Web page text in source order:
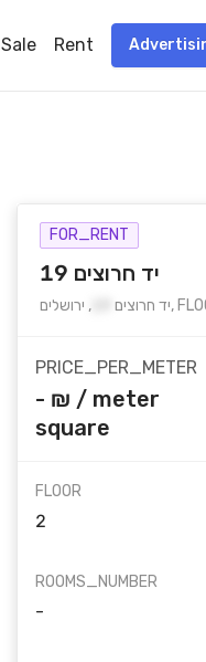
Rent
Sale
FOR_RENT
יד חרוצים 19
יד חרוצים 19
, ירושלים ,
PRICE_PER_METER
- ₪ / meter
square
FLOOR
2
ROOMS_NUMBER
-